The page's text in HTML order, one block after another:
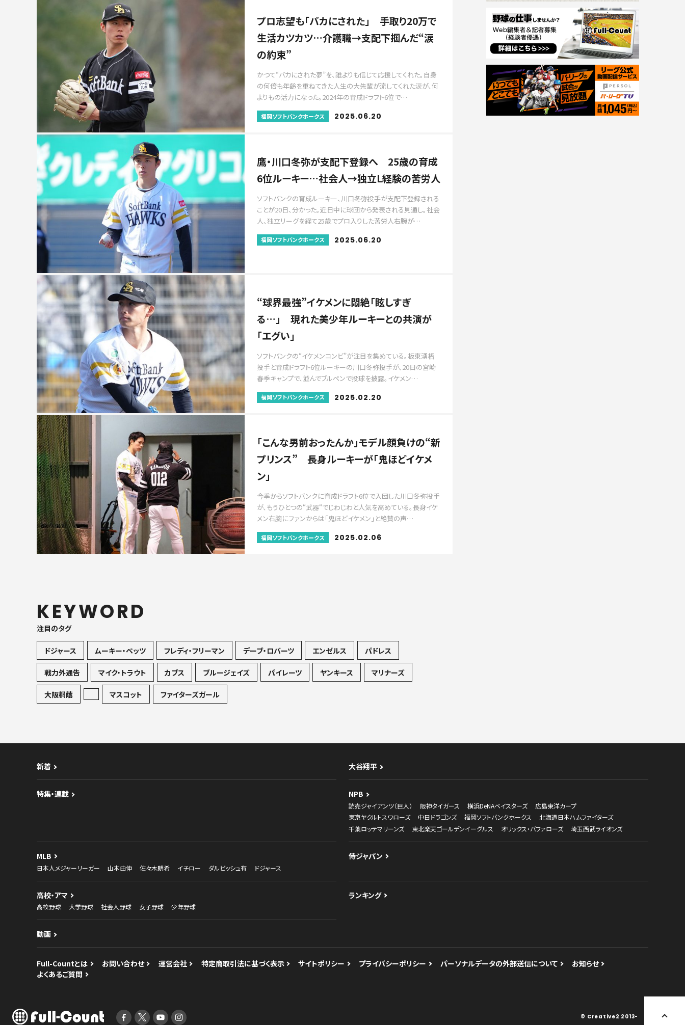
プロ志望も「バカにされた」 手取り20万で
生活カツカツ…介護職→支配下掴んだ“涙
の約束”
かつて“バカにされた夢”を、誰よりも信じて応援してくれた。自身
の何倍も年齢を重ねてきた人生の大先輩が流してくれた涙が、何
よりもの活力になった。2024年の育成ドラフト6位で…
福岡ソフトバンクホークス 2025.06.20
鷹・川口冬弥が支配下登録へ 25歳の育成
6位ルーキー…社会人→独立L経験の苦労人
ソフトバンクの育成ルーキー、川口冬弥投手が支配下登録される
ことが20日、分かった。近日中に球団から発表される見通し。社会
人、独立リーグを経て25歳でプロ入りした苦労人右腕が…
福岡ソフトバンクホークス 2025.06.20
“球界最強”イケメンに悶絶「眩しすぎ
る…」 現れた美少年ルーキーとの共演が
「エグい」
ソフトバンクの“イケメンコンビ”が注目を集めている。板東湧梧
投手と育成ドラフト6位ルーキーの川口冬弥投手が、20日の宮崎
春季キャンプで、並んでブルペンで投球を披露。イケメン…
福岡ソフトバンクホークス 2025.02.20
「こんな男前おったんか」モデル顔負けの“新
プリンス” 長身ルーキーが「鬼ほどイケメ
ン」
今季からソフトバンクに育成ドラフト6位で入団した川口冬弥投手
が、もうひとつの“武器“でじわじわと人気を高めている。長身イケ
メン右腕にファンからは「鬼ほどイケメン」と絶賛の声…
福岡ソフトバンクホークス 2025.02.06
KEYWORD
注目のタグ
ドジャース ムーキー・ベッツ フレディ・フリーマン デーブ・ロバーツ エンゼルス パドレス
戦力外通告 マイク・トラウト カブス ブルージェイズ パイレーツ ヤンキース マリナーズ
大阪桐蔭 マスコット ファイターズガール
新着 大谷翔平
特集・連載 NPB
読売ジャイアンツ（巨人） 阪神タイガース 横浜DeNAベイスターズ
広島東洋カープ
東京ヤクルトスワローズ
中日ドラゴンズ 福岡ソフトバンクホークス
北海道日本ハムファイターズ
千葉ロッテマリーンズ
東北楽天ゴールデンイーグルス オリックス・バファローズ 埼玉西武ライオンズ
MLB
日本人メジャーリーガー 山本由伸 佐々木朗希 イチロー ダルビッシュ有 ドジャース
侍ジャパン
高校・アマ
高校野球 大学野球 社会人野球 女子野球 少年野球
ランキング
動画
Full-Countとは お問い合わせ 運営会社 特定商取引法に基づく表示 サイトポリシー プライバシーポリシー パーソナルデータの外部送信について
お知らせ
よくあるご質問
© Creative2 2013-